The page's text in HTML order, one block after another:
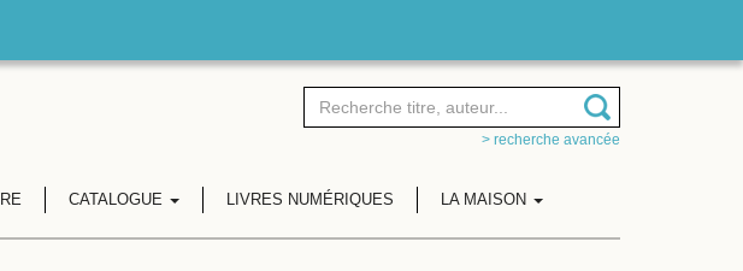
> recherche avancée
CATALOGUE LIVRES NUMÉRIQUES LA MAISON